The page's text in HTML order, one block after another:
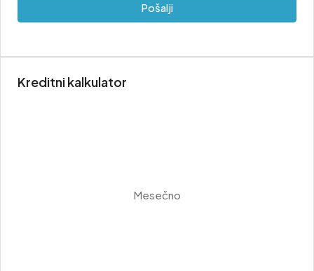
Pošalji
Kreditni kalkulator
Mesečno